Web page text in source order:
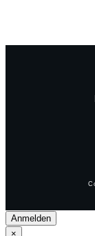
Anmelden
×